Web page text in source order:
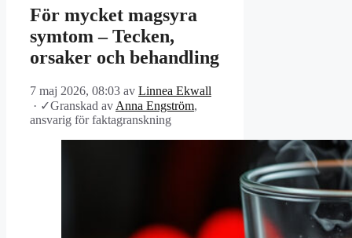
För mycket magsyra
symtom – Tecken,
orsaker och behandling
7 maj 2026, 08:03 av Linnea Ekwall
· ✓Granskad av Anna Engström,
ansvarig för faktagranskning